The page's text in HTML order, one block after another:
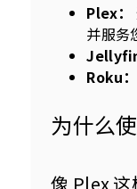
Plex：
并服务
Jellyfin
Roku：
为什么
像 Plex